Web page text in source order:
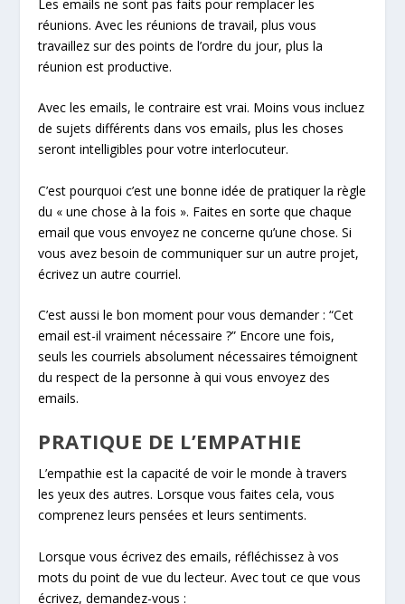
Les emails ne sont pas faits pour remplacer les
réunions. Avec les réunions de travail, plus vous
travaillez sur des points de l’ordre du jour, plus la
réunion est productive.
Avec les emails, le contraire est vrai. Moins vous incluez
de sujets différents dans vos emails, plus les choses
seront intelligibles pour votre interlocuteur.
C’est pourquoi c’est une bonne idée de pratiquer la règle
du « une chose à la fois ». Faites en sorte que chaque
email que vous envoyez ne concerne qu’une chose. Si
vous avez besoin de communiquer sur un autre projet,
écrivez un autre courriel.
C’est aussi le bon moment pour vous demander : “Cet
email est-il vraiment nécessaire ?” Encore une fois,
seuls les courriels absolument nécessaires témoignent
du respect de la personne à qui vous envoyez des
emails.
PRATIQUE DE L’EMPATHIE
L’empathie est la capacité de voir le monde à travers
les yeux des autres. Lorsque vous faites cela, vous
comprenez leurs pensées et leurs sentiments.
Lorsque vous écrivez des emails, réfléchissez à vos
mots du point de vue du lecteur. Avec tout ce que vous
écrivez, demandez-vous :